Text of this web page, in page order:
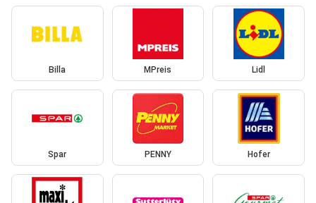
Billa MPreis Lidl
Spar PENNY Hofer